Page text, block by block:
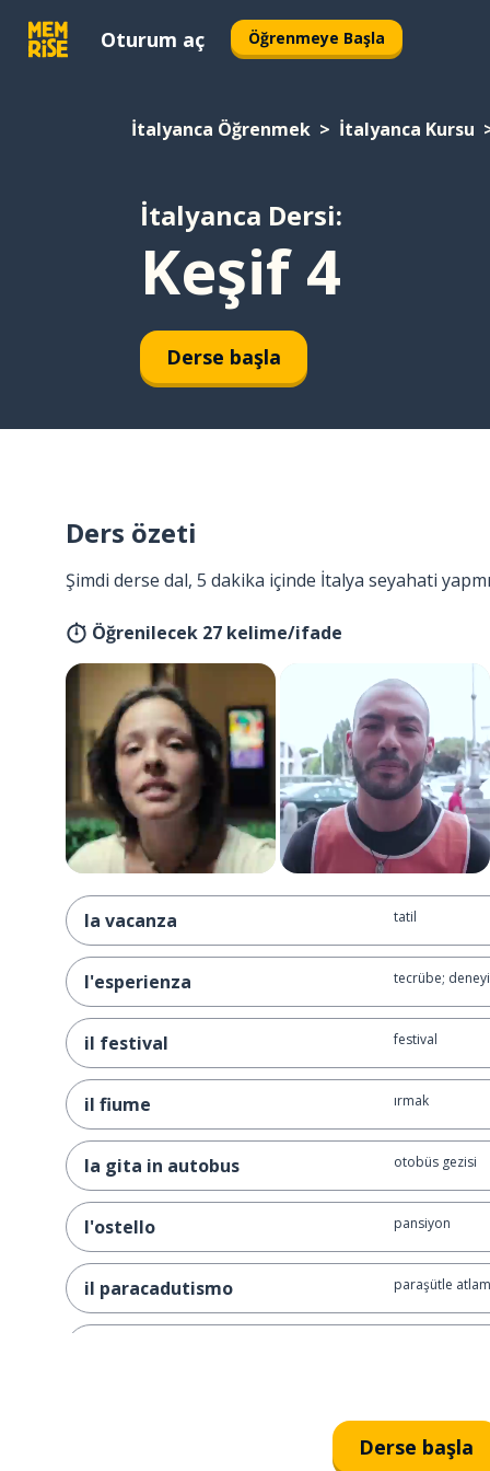
Oturum aç Öğrenmeye Başla
İtalyanca Öğrenmek İtalyanca Kursu
İtalyanca Dersi:
Keşif 4
Derse başla
Ders özeti
Şimdi derse dal, 5 dakika içinde İtalya seyahati
Öğrenilecek 27 kelime/ifade
la vacanza tatil
l'esperienza tecrübe;
il festival festival
il fiume ırmak
la gita in autobus otobüs gezisi
l'ostello pansiyon
il paracadutismo paraşütle
Derse başla